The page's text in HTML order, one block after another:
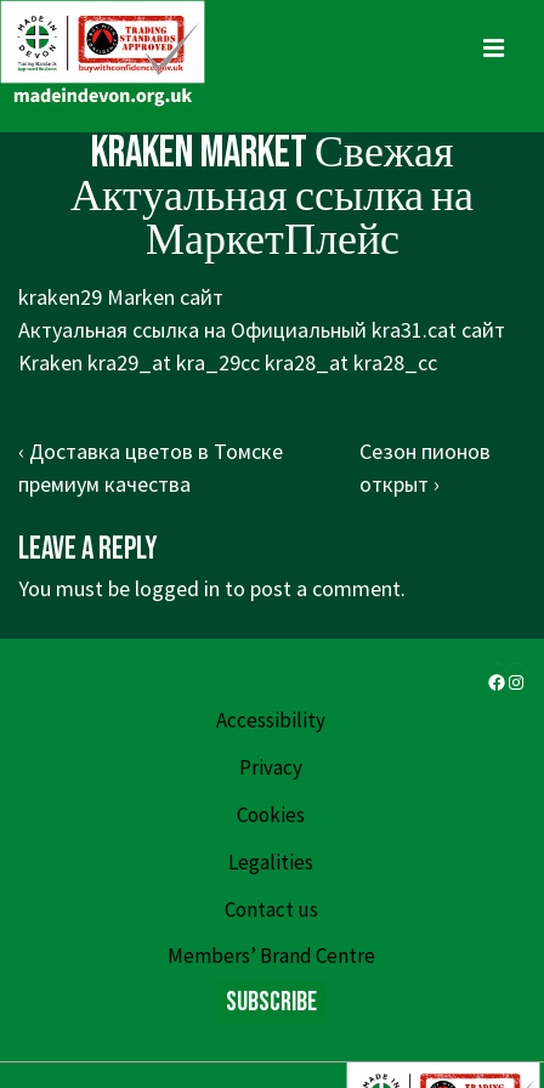
Skip
to
Main
NavigationKraken Market Свежая
Актуальная ссылка на
МаркетПлейс
kraken29 Marken сайт
Актуальная ссылка на Официальный kra31.cat сайт
Kraken kra29_at kra_29cc kra28_at kra28_cc
Post
navigation
Previous
Post
‹ Доставка цветов в Томске
премиум качества
Next
Post
Сезон пионов
открыт ›
Leave a Reply
You must be logged in to post a comment.
Accessibility
Privacy
Cookies
Legalities
Contact us
Members’ Brand Centre
Subscribe